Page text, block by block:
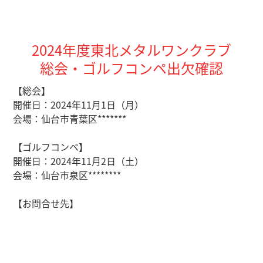
2024年度東北メタルワンクラブ
総会・ゴルフコンペ出欠確認
【総会】
開催日：2024年11月1日（月）
会場：仙台市青葉区*******
【ゴルフコンペ】
開催日：2024年11月2日（土）
会場：仙台市泉区********
【お問合せ先】